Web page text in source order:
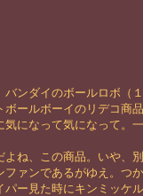
ンダイのボールロボ（
ールボーイのリデコ商
になって気になって。
ね、この商品。いや、
ァンであるがゆえ。つ
ー見た時にキンミッケ